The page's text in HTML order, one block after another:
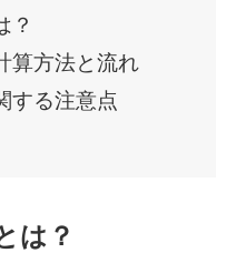
？
算方法と流れ
する注意点
は？